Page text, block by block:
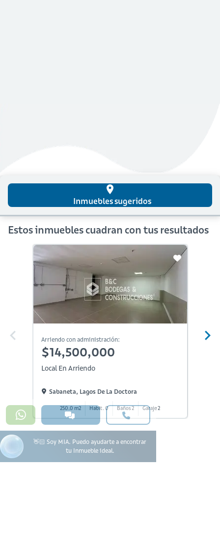
👋🏻 Soy MIA. Puedo ayudarte a encontrar
tu Inmueble ideal.
place
Inmuebles sugeridos
Estos inmuebles cuadran con tus resultados
Arriendo con administración:
$14,500,000
Local En Arriendo
Sabaneta, Lagos De La Doctora
250.0 m2 Habit. 0 Baños 2 Garaje 2